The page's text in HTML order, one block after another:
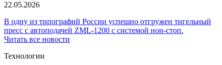
22.05.2026
В одну из типографий России успешно отгружен тигельный
пресс с автоподачей ZML-1200 с системой нон-стоп.
Читать все новости
Технологии